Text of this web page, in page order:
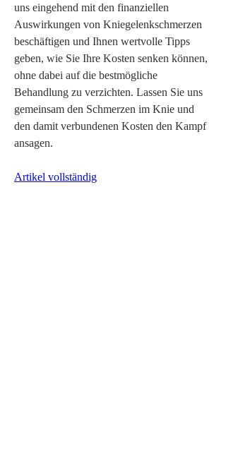
uns eingehend mit den finanziellen
Auswirkungen von Kniegelenkschmerzen
beschäftigen und Ihnen wertvolle Tipps
geben, wie Sie Ihre Kosten senken können,
ohne dabei auf die bestmögliche
Behandlung zu verzichten. Lassen Sie uns
gemeinsam den Schmerzen im Knie und
den damit verbundenen Kosten den Kampf
ansagen.
Artikel vollständig